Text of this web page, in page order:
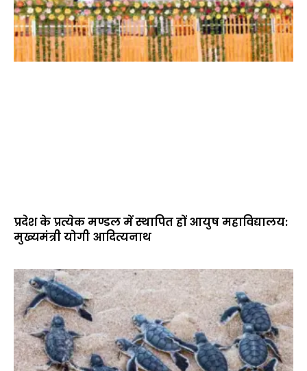
प्रदेश के प्रत्येक मण्डल में स्थापित हों आयुष महाविद्यालय:
मुख्यमंत्री योगी आदित्यनाथ